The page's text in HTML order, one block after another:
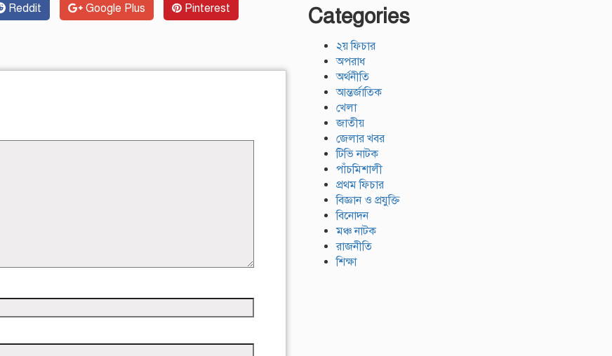
Reddit Google Plus Pinterest Categories
২য় ফিচার
অপরাধ
অর্থনীতি
আন্তর্জাতিক
খেলা
জাতীয়
জেলার খবর
টিভি নাটক
পাঁচমিশালী
প্রথম ফিচার
বিজ্ঞান ও প্রযুক্তি
বিনোদন
মঞ্চ নাটক
রাজনীতি
শিক্ষা